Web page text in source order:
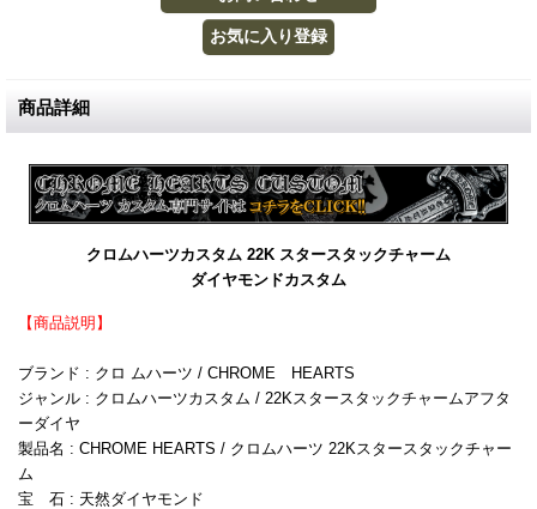
商品詳細
クロムハーツカスタム 22K スタースタックチャーム
ダイヤモンドカスタム
【商品説明】
ブランド : クロ ムハーツ / CHROME HEARTS
ジャンル : クロムハーツカスタム / 22Kスタースタックチャームアフタ
ーダイヤ
製品名 : CHROME HEARTS / クロムハーツ 22Kスタースタックチャー
ム
宝 石 : 天然ダイヤモンド